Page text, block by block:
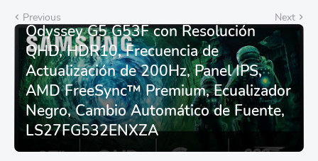
Previous Next
Monitor Gamer SAMSUNG 27”
Odyssey G5 G53F con Resolución
QHD, HDR10, Frecuencia de
Actualización de 200Hz, Panel IPS,
AMD FreeSync™ Premium, Ecualizador
Negro, Cambio Automático de Fuente,
LS27FG532ENXZA